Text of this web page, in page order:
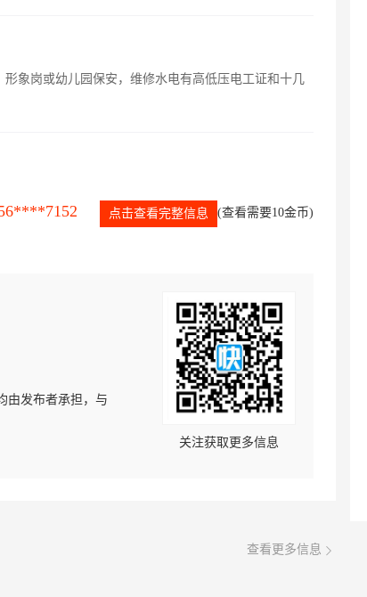
象岗或幼儿园保安，维修水电有高低压电工证和十几
点击查看完整信息 (查看需要10金币)
由发布者承担，与
关注获取更多信息
查看更多信息